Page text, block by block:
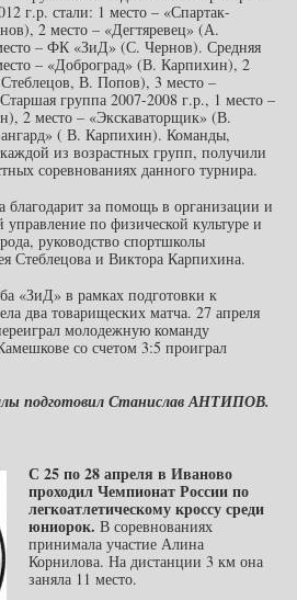
г.р. стали: 1 место – «Спартак-
2 место – «Дегтяревец» (А.
– ФК «ЗиД» (С. Чернов). Средняя
– «Доброград» (В. Карпихин), 2
В. Попов), 3 место –
группа 2007-2008 г.р., 1 место –
2 место – «Экскаваторщик» (В.
( В. Карпихин). Команды,
из возрастных групп, получили
соревнованиях данного турнира.
благодарит за помощь в организации и
по физической культуре и
руководство спортшколы
Стеблецова и Виктора Карпихина.
«ЗиД» в рамках подготовки к
два товарищеских матча. 27 апреля
молодежную команду
со счетом 3:5 проиграл
подготовил Станислав АНТИПОВ.
С 25 по 28 апреля в Иваново
проходил Чемпионат России по
легкоатлетическому кроссу среди
юниорок. В соревнованиях
принимала участие Алина
Корнилова. На дистанции 3 км она
заняла 11 место.